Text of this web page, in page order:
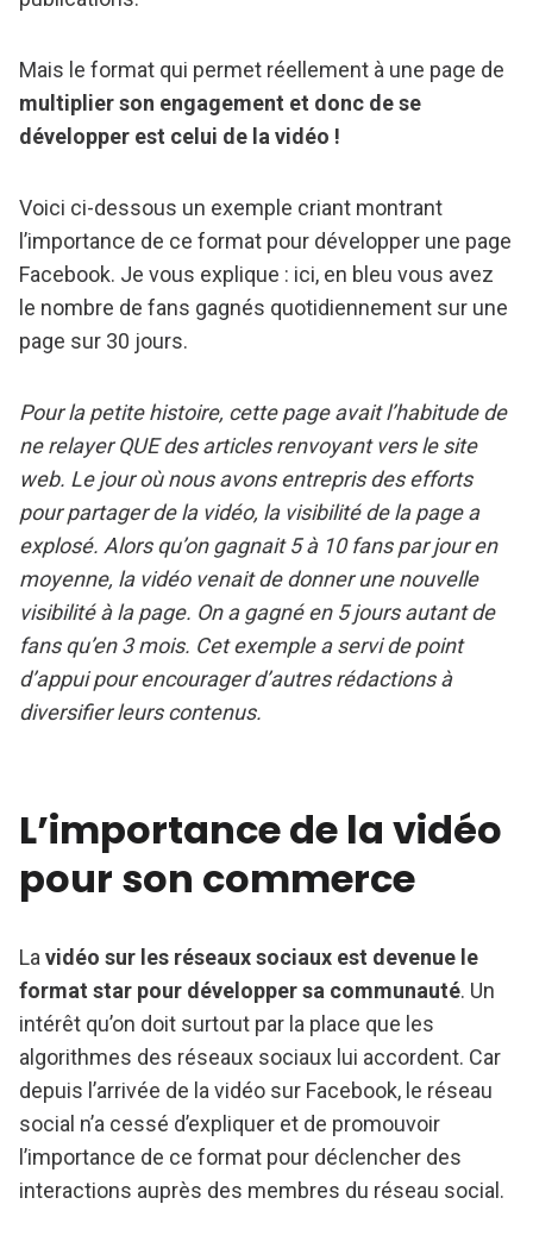
Mais le format qui permet réellement à une page de
multiplier son engagement et donc de se
développer est celui de la vidéo !
Voici ci-dessous un exemple criant montrant
l’importance de ce format pour développer une page
Facebook. Je vous explique : ici, en bleu vous avez
le nombre de fans gagnés quotidiennement sur une
page sur 30 jours.
Pour la petite histoire, cette page avait l’habitude de
ne relayer QUE des articles renvoyant vers le site
web. Le jour où nous avons entrepris des efforts
pour partager de la vidéo, la visibilité de la page a
explosé. Alors qu’on gagnait 5 à 10 fans par jour en
moyenne, la vidéo venait de donner une nouvelle
visibilité à la page. On a gagné en 5 jours autant de
fans qu’en 3 mois. Cet exemple a servi de point
d’appui pour encourager d’autres rédactions à
diversifier leurs contenus.
L’importance de la vidéo
pour son commerce
Lavidéo sur les réseaux sociaux est devenue le
format star pour développer sa communauté. Un
intérêt qu’on doit surtout par la place que les
algorithmes des réseaux sociaux lui accordent. Car
depuis l’arrivée de la vidéo sur Facebook, le réseau
social n’a cessé d’expliquer et de promouvoir
l’importance de ce format pour déclencher des
interactions auprès des membres du réseau social.